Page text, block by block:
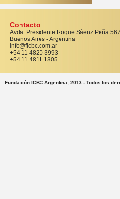
Contacto
Avda. Presidente Roque Sáenz Peña
Buenos Aires - Argentina
info@ficbc.com.ar
+54 11 4820 3993
+54 11 4811 1305
Fundación ICBC Argentina, 2013 - Todos los